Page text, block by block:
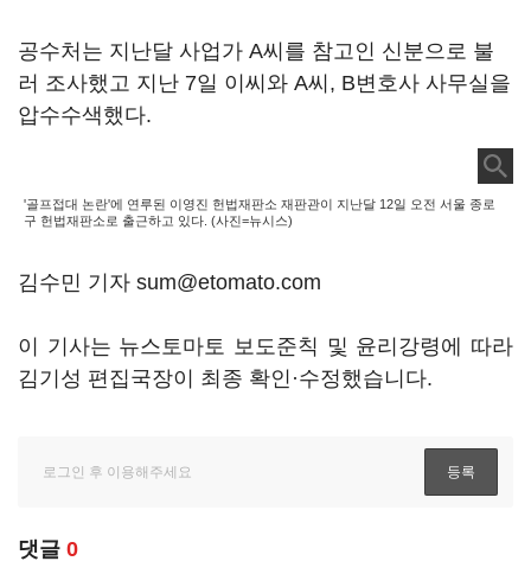
공수처는 지난달 사업가 A씨를 참고인 신분으로 불
러 조사했고 지난 7일 이씨와 A씨, B변호사 사무실을
압수수색했다.
'골프접대 논란'에 연루된 이영진 헌법재판소 재판관이 지난달 12일 오전 서울 종로
구 헌법재판소로 출근하고 있다. (사진=뉴시스)
김수민 기자 sum@etomato.com
이 기사는 뉴스토마토 보도준칙 및 윤리강령에 따라
김기성 편집국장이 최종 확인·수정했습니다.
댓글 0